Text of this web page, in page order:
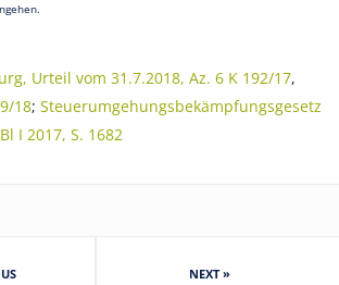
Urteil vom 31.7.2018, Az. 6 K 192/17,
18;Steuerumgehungsbekämpfungsgesetz
I 2017, S. 1682
NEXT »